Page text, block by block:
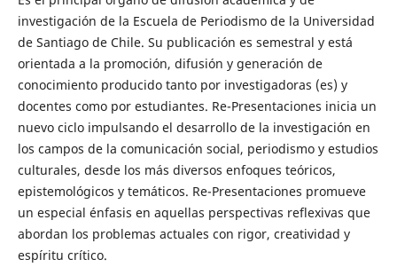
investigación de la Escuela de Periodismo de la Universidad
de Santiago de Chile. Su publicación es semestral y está
orientada a la promoción, difusión y generación de
conocimiento producido tanto por investigadoras (es) y
docentes como por estudiantes. Re-Presentaciones inicia un
nuevo ciclo impulsando el desarrollo de la investigación en
los campos de la comunicación social, periodismo y estudios
culturales, desde los más diversos enfoques teóricos,
epistemológicos y temáticos. Re-Presentaciones promueve
un especial énfasis en aquellas perspectivas reflexivas que
abordan los problemas actuales con rigor, creatividad y
espíritu crítico.